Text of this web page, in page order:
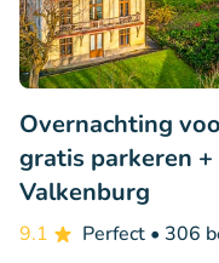
Overnachting
gratis parkeren
Valkenburg
9.1 Perfect • 306